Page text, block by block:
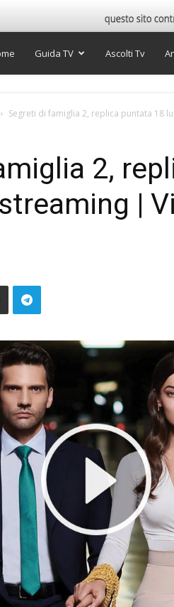
Guida TV Ascolti Tv
Segreti di famiglia 2, replica puntata 18
2,
|